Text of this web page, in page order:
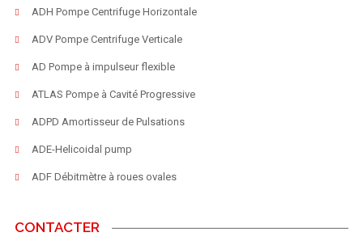
ADH Pompe Centrifuge Horizontale
ADV Pompe Centrifuge Verticale
AD Pompe à impulseur flexible
ATLAS Pompe à Cavité Progressive
ADPD Amortisseur de Pulsations
ADE-Helicoidal pump
ADF Débitmètre à roues ovales
CONTACTER